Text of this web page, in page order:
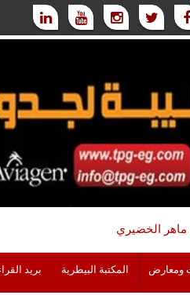
ماهر الخضيري
ومعارض المكتبة البيطرية بريد